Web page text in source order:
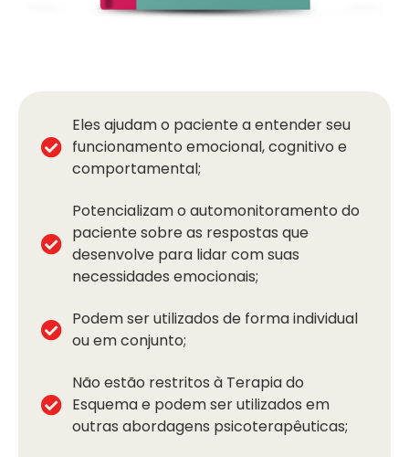
Eles ajudam o paciente a entender seu
funcionamento emocional, cognitivo e
comportamental;
Potencializam o automonitoramento do
paciente sobre as respostas que
desenvolve para lidar com suas
necessidades emocionais;
Podem ser utilizados de forma individual
ou em conjunto;
Não estão restritos à Terapia do
Esquema e podem ser utilizados em
outras abordagens psicoterapêuticas;